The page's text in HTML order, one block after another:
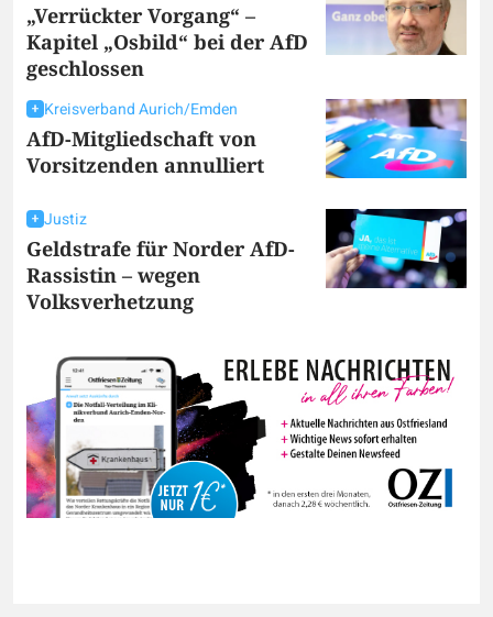
„Verrückter Vorgang“ –
Kapitel „Osbild“ bei der AfD
geschlossen
Kreisverband Aurich/Emden
AfD-Mitgliedschaft von
Vorsitzenden annulliert
Justiz
Geldstrafe für Norder AfD-
Rassistin – wegen
Volksverhetzung